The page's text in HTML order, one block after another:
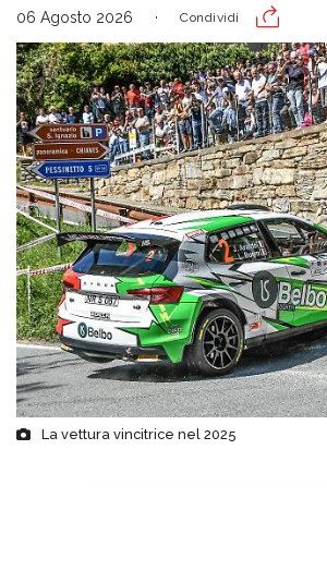
06 Agosto 2026 Condividi
La vettura vincitrice nel 2025